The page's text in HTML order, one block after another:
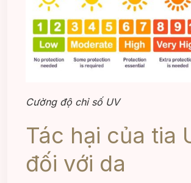
Cường độ chỉ số UV
Tác hại của tia
đối với da